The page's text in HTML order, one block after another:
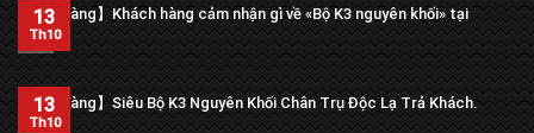
【Trả hàng】Khách hàng cảm nhận gì về «Bộ K3 nguyên khối» tại
xưởng?
13
Th10
【Trả hàng】Siêu Bộ K3 Nguyên Khối Chân Trụ Độc Lạ Trả Khách.
13
Th10